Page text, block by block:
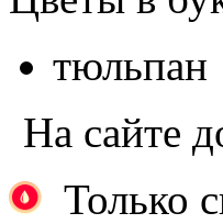
тюльпан
На сайте
Только